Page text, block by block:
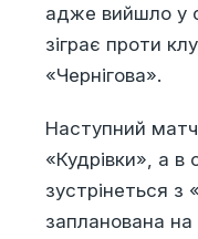
адже вийшло у
зіграє проти
«Чернігова».
Наступний
«Кудрівки», а в
зустрінеться
запланована на